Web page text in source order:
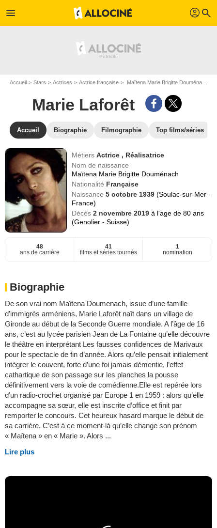
menu profil search
Accueil Stars Actrices Actrice française Maïtena Marie Brigitte Douménach dit Marie Laforêt
Marie Laforêt
Accueil Biographie Filmographie Top films/séries
MétiersActrice , Réalisatrice
Nom de naissance
Maïtena Marie Brigitte Douménach
Nationalité Française
Naissance5 octobre 1939(Soulac-sur-Mer -
France)
Décès2 novembre 2019à l'age de 80 ans
(Genolier - Suisse)
48
ans de carrière
41
films et séries tournés
1
nomination
Biographie
De son vrai nom Maïtena Doumenach, issue d’une famille
d’immigrés arméniens, Marie Laforêt naît dans un village de
Gironde au début de la Seconde Guerre mondiale. A l’âge de 16
ans, c’est au lycée parisien Jean de La Fontaine qu’elle découvre
le théâtre en interprétant Les fausses confidences de Marivaux
pour le spectacle de fin d’année. Alors qu’elle pensait initialement
intégrer le couvent, forte d’une foi jamais démentie, l’effet
cathartique de son passage sur les planches la pousse
définitivement vers la voie de comédienne.Elle est repérée lors
d’un radio-crochet organisé par Europe 1 en 1959 : alors qu’elle
accompagne sa sœur, elle est inscrite d’office et finit par
remporter le concours. Cet heureux hasard marque le début de
sa carrière. C’est à ce moment-là qu’elle change son prénom
« Maïtena » en « Marie ». Alors ...
Lire plus